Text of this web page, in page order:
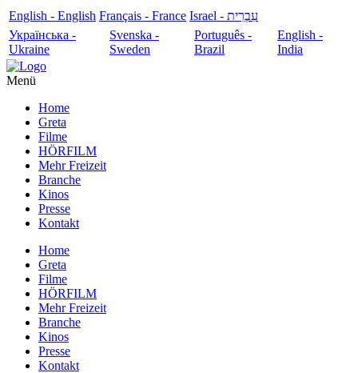
English - English Français - France
עִבְרִית - Israel
Українська -
Ukraine
Svenska -
Sweden
Português -
Brazil
English -
India
Menü
Home
Greta
Filme
HÖRFILM
Mehr Freizeit
Branche
Kinos
Presse
Kontakt
Home
Greta
Filme
HÖRFILM
Mehr Freizeit
Branche
Kinos
Presse
Kontakt